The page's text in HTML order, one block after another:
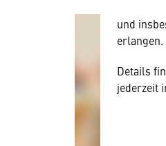
und
erlangen.
Details
jederzeit